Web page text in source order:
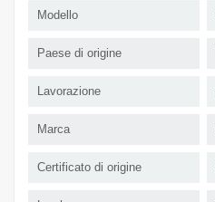
Modello
Paese di origine
Lavorazione
Marca
Certificato di origine